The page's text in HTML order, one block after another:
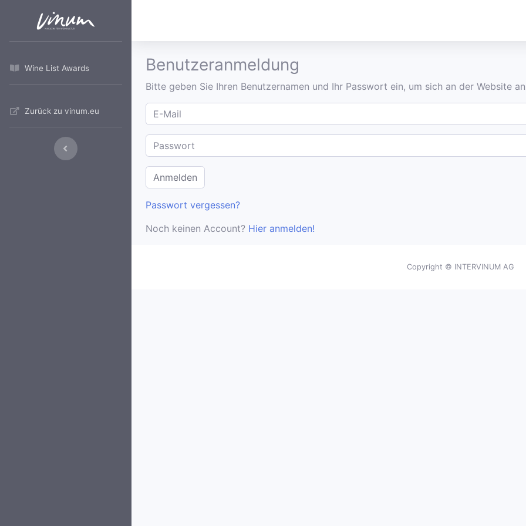
Wine List Awards
Zurück zu vinum.eu
Benutzeranmeldung
Bitte geben Sie Ihren Benutzernamen und Ihr Passwort ein, um sich an der Website
Passwort vergessen?
Noch keinen Account? Hier anmelden!
Copyright © INTERVINUM AG